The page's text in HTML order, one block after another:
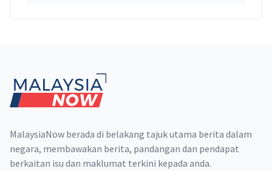
MalaysiaNow berada di belakang tajuk utama berita dalam
negara, membawakan berita, pandangan dan pendapat
berkaitan isu dan maklumat terkini kepada anda.